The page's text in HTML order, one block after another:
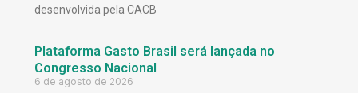
desenvolvida pela CACB
Plataforma Gasto Brasil será lançada no
Congresso Nacional
6 de agosto de 2026